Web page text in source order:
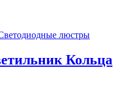
люстры
Кольца